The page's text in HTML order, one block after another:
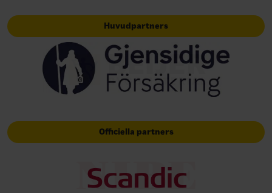
Huvudpartners
Officiella partners